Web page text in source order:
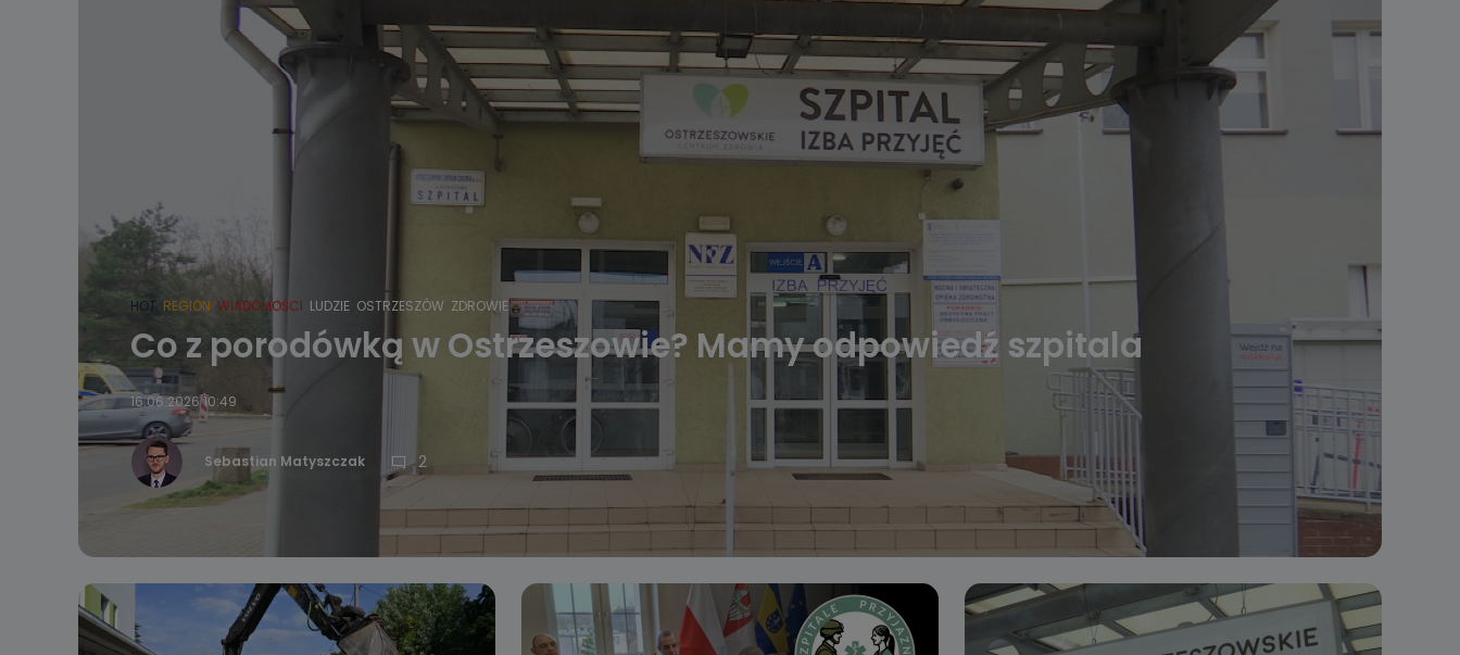
HOT REGION WIADOMOŚCI LUDZIE OSTRZESZÓW ZDROWIE
Co z porodówką w Ostrzeszowie? Mamy odpowiedź szpitala
16.06.2026 10:49
Sebastian Matyszczak 2